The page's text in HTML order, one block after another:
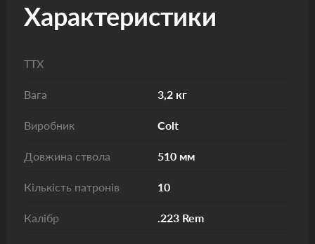
Характеристики
ТТХ
Вага 3,2 кг
Виробник Colt
Довжина ствола 510 мм
Кількість патронів 10
Калібр .223 Rem